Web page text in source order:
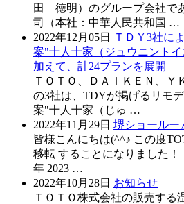
田 徳明）のグループ会社で
司（本社：中華人民共和国 …
2022年12月05日
ＴＤＹ3社に
案"十人十家（ジュウニント
加えて、計24プランを展開
ＴＯＴＯ、ＤＡＩＫＥＮ、Ｙ
の3社は、TDYが掲げるリモ
案"十人十家（じゅ …
2022年11月29日 堺ショールー
皆様こんにちは(^^♪ この度
移転 することになりました
年 2023 …
2022年10月28日 お知らせ
ＴＯＴＯ株式会社の販売する